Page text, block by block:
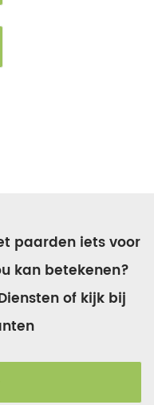
paarden iets voor
kan betekenen?
of kijk bij